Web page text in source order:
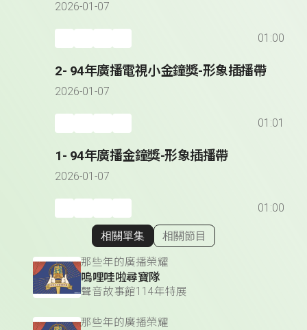
2026-01-07
01:00
2- 94年廣播電視小金鐘獎-形象插播帶
2026-01-07
01:01
1- 94年廣播金鐘獎-形象插播帶
2026-01-07
01:00
顯示相關單集
相關單集 相關節目
那些年的廣播榮耀
嗚哩哇啦尋寶隊
聲音故事館114年特展
那些年的廣播榮耀